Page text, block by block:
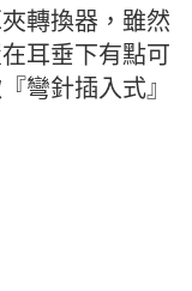
轉換器，雖然
耳垂下有點可
彎針插入式』